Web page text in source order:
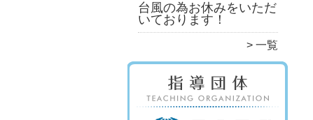
台風の為お休みをいただ
いております！
一覧